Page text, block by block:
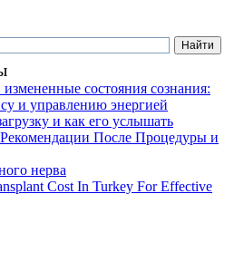
состояния сознания:
и управлению энергией
и как его услышать
После Процедуры и
нерва
Cost In Turkey For Effective